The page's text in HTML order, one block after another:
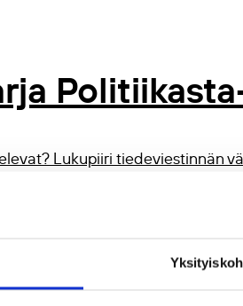
Lukupiiri tiedeviestinnän
Alustajat Mari Käyhkö, Päivi
ympäristökriisien
. Alustajat Kristiina